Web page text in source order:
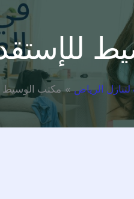
الرياض مكتب الوسيط